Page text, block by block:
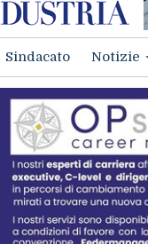
Sindacato Notizie